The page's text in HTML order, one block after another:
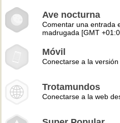
Ave nocturna
Comentar una entrada
madrugada [GMT
Móvil
Conectarse a la
Trotamundos
Conectarse a la web